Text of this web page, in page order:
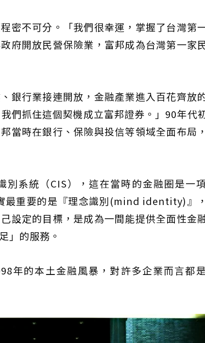
密不可分。「我們很幸運，掌握了台灣第
府開放民營保險業，富邦成為台灣第一家
銀行業接連開放，金融產業進入百花齊放
們抓住這個契機成立富邦證券。」90年代
當時在銀行、保險與投信等領域全面布局
別系統（CIS），這在當時的金融圈是一
最重要的是『理念識別(mind identity)』
設定的目標，是成為一間能提供全面性金
」的服務。
年的本土金融風暴，對許多企業而言都